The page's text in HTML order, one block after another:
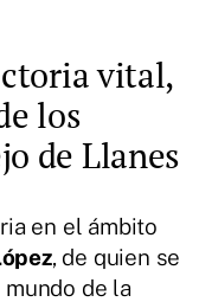
vital,
los
de Llanes
en el ámbito
, de quien se
de la